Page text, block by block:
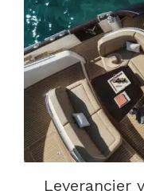
Leverancier